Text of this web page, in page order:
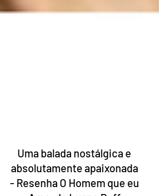
Uma balada nostálgica e
absolutamente apaixonada